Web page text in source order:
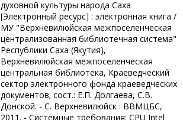
духовной культуры народа Саха
[Электронный ресурс] : электронная книга /
МУ "Верхневилюйская межпоселенческая
централизованная библиотечная система"
Республики Саха (Якутия),
Верхневилюйская межпоселенческая
центральная библиотека, Краеведческий
сектор электронного фонда краеведческих
документов; сост.: Е.П. Долгаева, С.В.
Донской. - С. Верхневилюйск : ВВМЦБС,
2011. - Системные требования: CPU Intel